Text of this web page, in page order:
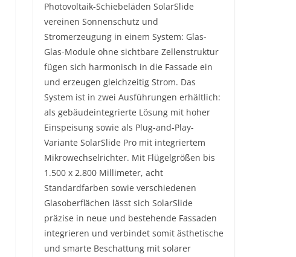
Photovoltaik-Schiebeläden SolarSlide
vereinen Sonnenschutz und
Stromerzeugung in einem System: Glas-
Glas-Module ohne sichtbare Zellenstruktur
fügen sich harmonisch in die Fassade ein
und erzeugen gleichzeitig Strom. Das
System ist in zwei Ausführungen erhältlich:
als gebäudeintegrierte Lösung mit hoher
Einspeisung sowie als Plug-and-Play-
Variante SolarSlide Pro mit integriertem
Mikrowechselrichter. Mit Flügelgrößen bis
1.500 x 2.800 Millimeter, acht
Standardfarben sowie verschiedenen
Glasoberflächen lässt sich SolarSlide
präzise in neue und bestehende Fassaden
integrieren und verbindet somit ästhetische
und smarte Beschattung mit solarer